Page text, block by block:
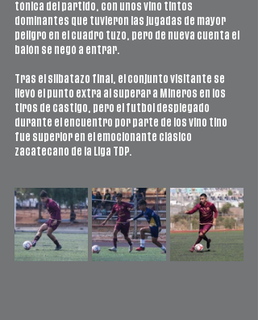
tónica del partido, con unos vino tintos
dominantes que tuvieron las jugadas de mayor
peligro en el cuadro tuzo, pero de nueva cuenta el
balón se negó a entrar.
Tras el silbatazo final, el conjunto visitante se
llevó el punto extra al superar a Mineros en los
tiros de castigo, pero el futbol desplegado
durante el encuentro por parte de los vino tino
fue superior en el emocionante clásico
zacatecano de la Liga TDP.